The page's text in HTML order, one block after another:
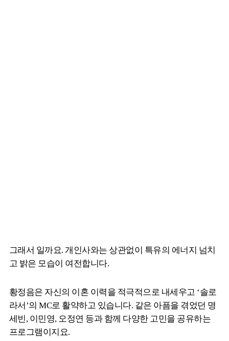
그래서 일까요. 개인사와는 상관없이 특유의 에너지 넘치
고 밝은 모습이 여전합니다.
황정음은 자신의 이혼 이력을 적극적으로 내세우고 ‘솔로
라서’의 MC로 활약하고 있습니다. 같은 아픔을 겪었던 명
세빈, 이민영, 오정연 등과 함께 다양한 고민을 공유하는
프로그램이지요.